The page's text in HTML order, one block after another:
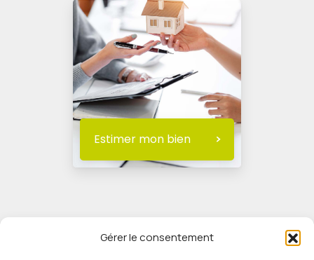
Gérer le consentement
Estimer mon bien